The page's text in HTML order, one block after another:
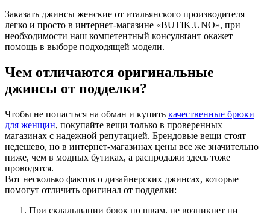
Заказать джинсы женские от итальянского производителя
легко и просто в интернет-магазине «BUTIK.UNO», при
необходимости наш компетентный консультант окажет
помощь в выборе подходящей модели.
Чем отличаются оригинальные
джинсы от подделки?
Чтобы не попасться на обман и купить качественные брюки
для женщин, покупайте вещи только в проверенных
магазинах с надежной репутацией. Брендовые вещи стоят
недешево, но в интернет-магазинах цены все же значительно
ниже, чем в модных бутиках, а распродажи здесь тоже
проводятся.
Вот несколько фактов о дизайнерских джинсах, которые
помогут отличить оригинал от подделки:
При складывании брюк по швам, не возникнет ни